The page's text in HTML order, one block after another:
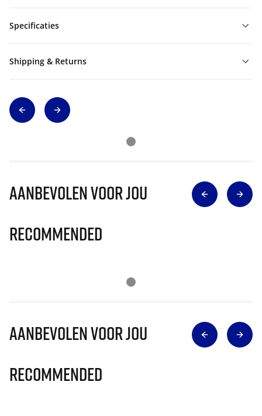
Specificaties
Shipping & Returns
Aanbevolen voor jou
Recommended
Aanbevolen voor jou
Recommended